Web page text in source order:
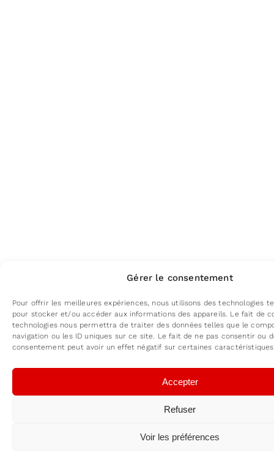
Gérer le consentement
Pour offrir les meilleures expériences, nous utilisons des technologies
pour stocker et/ou accéder aux informations des appareils. Le fait de
technologies nous permettra de traiter des données telles que le
navigation ou les ID uniques sur ce site. Le fait de ne pas consentir ou
consentement peut avoir un effet négatif sur certaines
Accepter
Refuser
Voir les préférences